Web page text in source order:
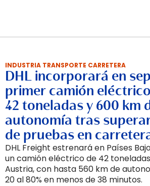
INDUSTRIA TRANSPORTE CARRETERA
DHL incorporará en
primer camión
42 toneladas y 600 km
autonomía tras
de pruebas en
DHL Freight estrenará en Países
un camión eléctrico de 42
Austria, con hasta 560 km de
20 al 80% en menos de 38 minutos.